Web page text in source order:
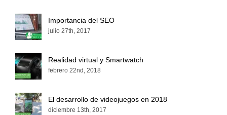
Importancia del SEO
julio 27th, 2017
Realidad virtual y Smartwatch
febrero 22nd, 2018
El desarrollo de videojuegos en 2018
diciembre 13th, 2017